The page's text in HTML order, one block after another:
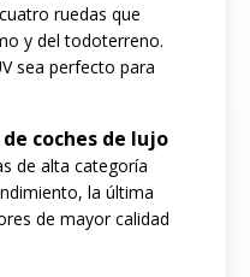
ruedas que
y del todoterreno.
sea perfecto para
coches de lujo
de alta categoría
la última
de mayor calidad